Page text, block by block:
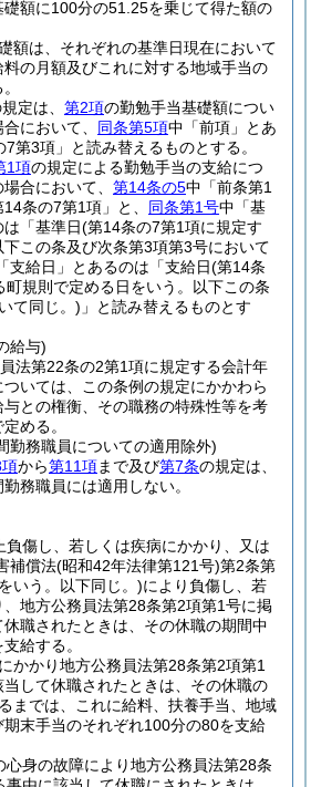
額に100分の51.25を乗じて得た額の
額は、それぞれの基準日現在において
の月額及びこれに対する地域手当の
定は、 第2項の勤勉手当基礎額につい
において、 同条第5項中「前項」とあ
第3項」と読み替えるものとする。
1項の規定による勤勉手当の支給につ
場合において、 第14条の5中「前条第1
条の7第1項」と、 同条第1号中「基
「基準日(第14条の7第1項に規定す
この条及び次条第3項第3号において
支給日」とあるのは「支給日(第14条
規則で定める日をいう。以下この条
て同じ。) 」と読み替えるものとす
給与)
法第22条の2第1項に規定する会計年
いては、この条例の規定にかかわら
との権衡、その職務の特殊性等を考
める。
勤務職員についての適用除外)
から第11項まで及び第7条の規定は、
務職員には適用しない。
負傷し、若しくは疾病にかかり、又は
補償法(昭和42年法律第121号)第2条第
いう。以下同じ。)により負傷し、若
、地方公務員法第28条第2項第1号に掲
職されたときは、その休職の期間中
給する。
かかり地方公務員法第28条第2項第1
して休職されたときは、その休職の
までは、これに給料、扶養手当、地域
末手当のそれぞれ100分の80を支給
心身の故障により地方公務員法第28条